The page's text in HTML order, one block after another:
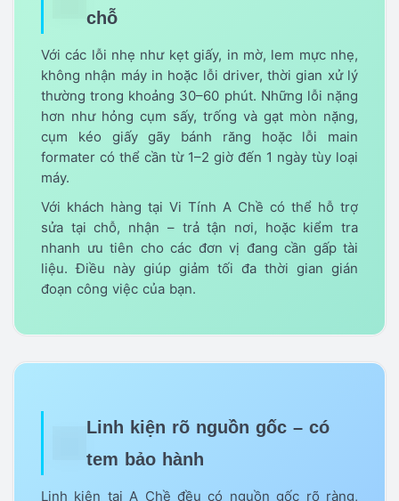
chỗ
Với các lỗi nhẹ như kẹt giấy, in mờ, lem mực nhẹ,
không nhận máy in hoặc lỗi driver, thời gian xử lý
thường trong khoảng 30–60 phút. Những lỗi nặng
hơn như hỏng cụm sấy, trống và gạt mòn nặng,
cụm kéo giấy gãy bánh răng hoặc lỗi main
formater có thể cần từ 1–2 giờ đến 1 ngày tùy loại
máy.
Với khách hàng tại Vi Tính A Chề có thể hỗ trợ
sửa tại chỗ, nhận – trả tận nơi, hoặc kiểm tra
nhanh ưu tiên cho các đơn vị đang cần gấp tài
liệu. Điều này giúp giảm tối đa thời gian gián
đoạn công việc của bạn.
Linh kiện rõ nguồn gốc – có
tem bảo hành
Linh kiện tại A Chề đều có nguồn gốc rõ ràng,